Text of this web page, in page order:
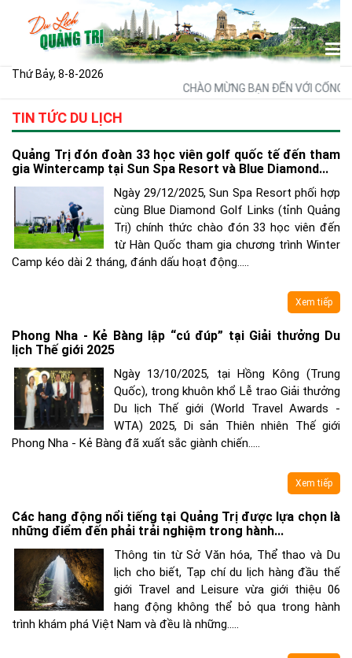
Thứ Bảy, 8-8-2026
CHÀO MỪNG BẠN ĐẾN VỚI CỔNG
TIN TỨC DU LỊCH
Quảng Trị đón đoàn 33 học viên golf quốc tế đến tham
gia Wintercamp tại Sun Spa Resort và Blue Diamond...
Ngày 29/12/2025, Sun Spa Resort phối hợp
cùng Blue Diamond Golf Links (tỉnh Quảng
Trị) chính thức chào đón 33 học viên đến
từ Hàn Quốc tham gia chương trình Winter
Camp kéo dài 2 tháng, đánh dấu hoạt động.....
Xem tiếp
Phong Nha - Kẻ Bàng lập “cú đúp” tại Giải thưởng Du
lịch Thế giới 2025
Ngày 13/10/2025, tại Hồng Kông (Trung
Quốc), trong khuôn khổ Lễ trao Giải thưởng
Du lịch Thế giới (World Travel Awards -
WTA) 2025, Di sản Thiên nhiên Thế giới
Phong Nha - Kẻ Bàng đã xuất sắc giành chiến.....
Xem tiếp
Các hang động nổi tiếng tại Quảng Trị được lựa chọn là
những điểm đến phải trải nghiệm trong hành...
Thông tin từ Sở Văn hóa, Thể thao và Du
lịch cho biết, Tạp chí du lịch hàng đầu thế
giới Travel and Leisure vừa giới thiệu 06
hang động không thể bỏ qua trong hành
trình khám phá Việt Nam và đều là những.....